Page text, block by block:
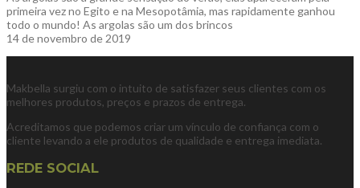
primeira vez no Egito e na Mesopotâmia, mas rapidamente ganhou
todo o mundo! As argolas são um dos brincos
14 de novembro de 2019
Makbella surgiu com o intuito de satisfazer seus clientes com os
melhores produtos, preços e prazos de entrega.
Acreditamos que podemos criar um vínculo de confiança com o
cliente levando a ele produtos de qualidade e entrega imediata.
REDE SOCIAL